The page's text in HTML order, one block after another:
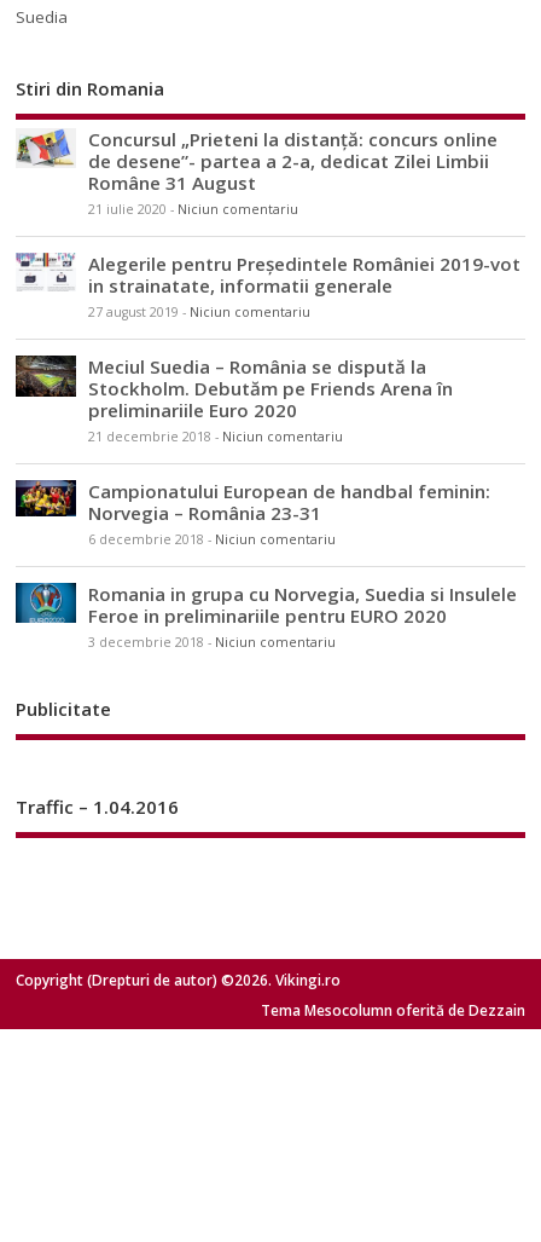
Suedia
Stiri din Romania
Concursul „Prieteni la distanță: concurs online
de desene”- partea a 2-a, dedicat Zilei Limbii
Române 31 August
21 iulie 2020 - Niciun comentariu
Alegerile pentru Președintele României 2019-vot
in strainatate, informatii generale
27 august 2019 - Niciun comentariu
Meciul Suedia – România se dispută la
Stockholm. Debutăm pe Friends Arena în
preliminariile Euro 2020
21 decembrie 2018 - Niciun comentariu
Campionatului European de handbal feminin:
Norvegia – România 23-31
6 decembrie 2018 - Niciun comentariu
Romania in grupa cu Norvegia, Suedia si Insulele
Feroe in preliminariile pentru EURO 2020
3 decembrie 2018 - Niciun comentariu
Publicitate
Traffic – 1.04.2016
Copyright (Drepturi de autor) ©2026. Vikingi.ro
Tema Mesocolumn oferită de Dezzain